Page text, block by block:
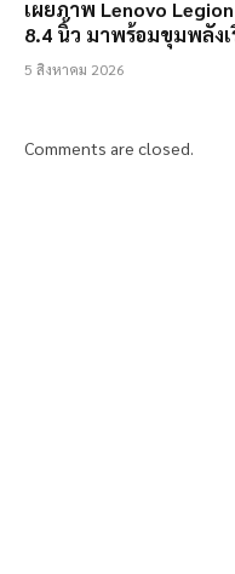
เผยภาพ Lenovo
8.4 นิ้ว มาพร้อมขุมพลังเ
5 สิงหาคม 2026
Comments are closed.